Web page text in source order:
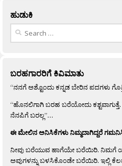
ಹುಡುಕಿ
Search
ಬರಹಗಾರರಿಗೆ ಕಿವಿಮಾತು
“ನನಗೆ ಅಶ್ಟೊಂದು ಕನ್ನಡ ಬೇರಿನ ಪದಗಳು
“ಹೊನಲಿಗಾಗಿ ಬರಹ ಬರೆಯೋದು
ನೆನಪಿಗೆ ಬರಲ್ಲ”…
ಈ ಮೇಲಿನ ಅನಿಸಿಕೆಗಳು ನಿಮ್ಮದಾಗಿದ್ದರೆ
ನೀವು ಬರೆಯುವ ಹಾಗೆಯೇ ಬರೆಯಿರಿ. ನಿಮಗೆ
ಅವುಗಳನ್ನು ಬಳಸಿಕೊಂಡೇ ಬರೆಯಿರಿ. ಇಲ್ಲಿ